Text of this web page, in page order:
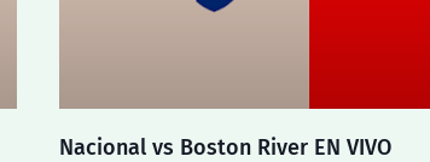
Nacional vs Boston River EN VIVO